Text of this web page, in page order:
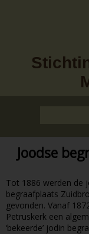
Joodse
Tot 1886 werden de
begraafplaats
gevonden. Vanaf
Petruskerk een
‘bekeerde’ jodin